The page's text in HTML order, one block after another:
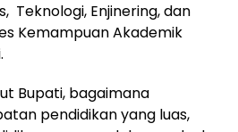
Teknologi, Enjinering, dan
Kemampuan Akademik
Bupati, bagaimana
pendidikan yang luas,